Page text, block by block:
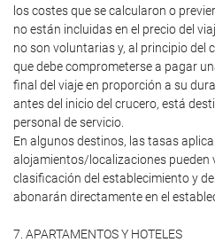
los costes que se calcularon o
no están incluidas en el precio del
no son voluntarias y, al principio del
que debe comprometerse a pagar
final del viaje en proporción a su
antes del inicio del crucero, está
personal de servicio.
En algunos destinos, las tasas
alojamientos/localizaciones pueden
clasificación del establecimiento y
abonarán directamente en el
7. APARTAMENTOS Y HOTELES